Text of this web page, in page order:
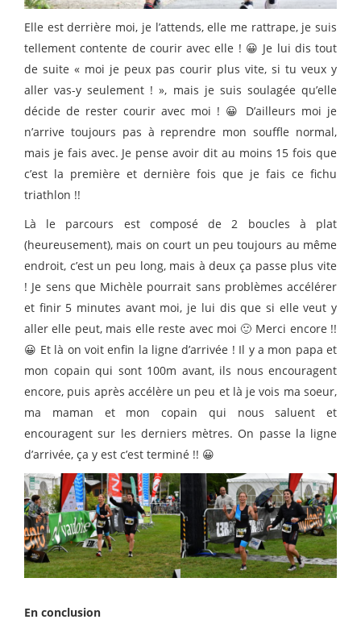
Elle est derrière moi, je l’attends, elle me rattrape, je suis
tellement contente de courir avec elle ! 😀 Je lui dis tout
de suite « moi je peux pas courir plus vite, si tu veux y
aller vas-y seulement ! », mais je suis soulagée qu’elle
décide de rester courir avec moi ! 😀 D’ailleurs moi je
n’arrive toujours pas à reprendre mon souffle normal,
mais je fais avec. Je pense avoir dit au moins 15 fois que
c’est la première et dernière fois que je fais ce fichu
triathlon !!
Là le parcours est composé de 2 boucles à plat
(heureusement), mais on court un peu toujours au même
endroit, c’est un peu long, mais à deux ça passe plus vite
! Je sens que Michèle pourrait sans problèmes accélérer
et finir 5 minutes avant moi, je lui dis que si elle veut y
aller elle peut, mais elle reste avec moi 🙂 Merci encore !!
😀 Et là on voit enfin la ligne d’arrivée ! Il y a mon papa et
mon copain qui sont 100m avant, ils nous encouragent
encore, puis après accélère un peu et là je vois ma soeur,
ma maman et mon copain qui nous saluent et
encouragent sur les derniers mètres. On passe la ligne
d’arrivée, ça y est c’est terminé !! 😀
En conclusion